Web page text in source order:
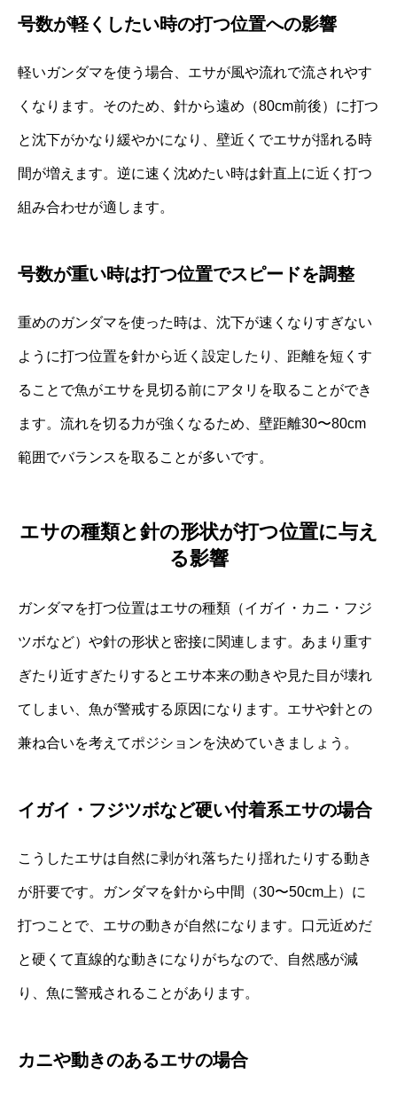
号数が軽くしたい時の打つ位置への影響
軽いガンダマを使う場合、エサが風や流れで流されやす
くなります。そのため、針から遠め（80cm前後）に打つ
と沈下がかなり緩やかになり、壁近くでエサが揺れる時
間が増えます。逆に速く沈めたい時は針直上に近く打つ
組み合わせが適します。
号数が重い時は打つ位置でスピードを調整
重めのガンダマを使った時は、沈下が速くなりすぎない
ように打つ位置を針から近く設定したり、距離を短くす
ることで魚がエサを見切る前にアタリを取ることができ
ます。流れを切る力が強くなるため、壁距離30〜80cm
範囲でバランスを取ることが多いです。
エサの種類と針の形状が打つ位置に与え
る影響
ガンダマを打つ位置はエサの種類（イガイ・カニ・フジ
ツボなど）や針の形状と密接に関連します。あまり重す
ぎたり近すぎたりするとエサ本来の動きや見た目が壊れ
てしまい、魚が警戒する原因になります。エサや針との
兼ね合いを考えてポジションを決めていきましょう。
イガイ・フジツボなど硬い付着系エサの場合
こうしたエサは自然に剥がれ落ちたり揺れたりする動き
が肝要です。ガンダマを針から中間（30〜50cm上）に
打つことで、エサの動きが自然になります。口元近めだ
と硬くて直線的な動きになりがちなので、自然感が減
り、魚に警戒されることがあります。
カニや動きのあるエサの場合